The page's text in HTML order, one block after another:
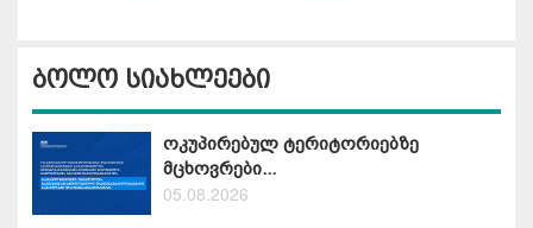
ბოლო სიახლეები
ოკუპირებულ ტერიტორიებზე
მცხოვრები...
05.08.2026